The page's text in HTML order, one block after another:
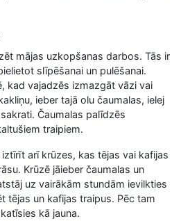
mājas uzkopšanas darbos. Tās ir
slīpēšanai un pulēšanai.
kad vajadzēs izmazgāt vāzi vai
ieber tajā olu čaumalas, ielej
Čaumalas palīdzēs
traipiem.
arī krūzes, kas tējas vai kafijas
Krūzē jāieber čaumalas un
uz vairākām stundām ievilkties
tējas un kafijas traipus. Pēc tam
kā jauna.